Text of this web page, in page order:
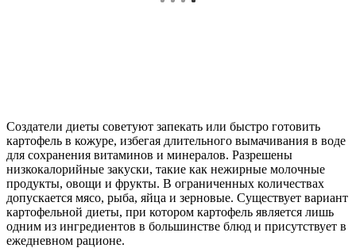
Создатели диеты советуют запекать или быстро готовить
картофель в кожуре, избегая длительного вымачивания в воде
для сохранения витаминов и минералов. Разрешены
низкокалорийные закуски, такие как нежирные молочные
продукты, овощи и фрукты. В ограниченных количествах
допускается мясо, рыба, яйца и зерновые. Существует вариант
картофельной диеты, при котором картофель является лишь
одним из ингредиентов в большинстве блюд и присутствует в
ежедневном рационе.